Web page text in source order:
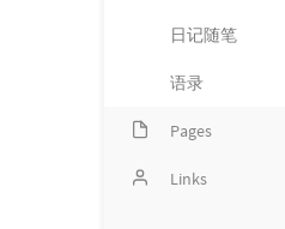
日记随笔
语录
Pages
Time machine
Links